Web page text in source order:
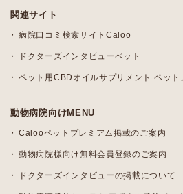
関連サイト
病院口コミ検索サイトCaloo
ドクターズインタビューペット
ペット用CBDオイルサプリメント ペット
動物病院向けMENU
Calooペットプレミアム掲載のご案内
動物病院様向け無料会員登録のご案内
ドクターズインタビューの掲載について